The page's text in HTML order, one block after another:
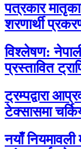
पत्रकार
शरणार्थी
विश्लेषण:
प्रस्तावित
ट्रम्पद्वारा
टेक्सासमा
नयाँ नियमावली